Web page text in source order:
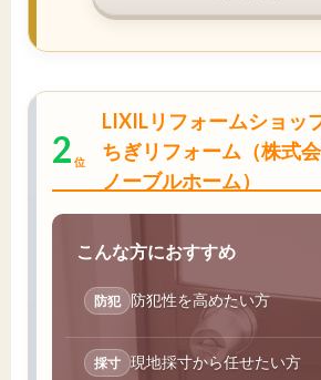
2 位
LIXILリフォームショッ
ちぎリフォーム（株式
ノーブルホーム）
こんな方におすすめ
防犯 防犯性を高めたい方
採寸 現地採寸から任せたい方